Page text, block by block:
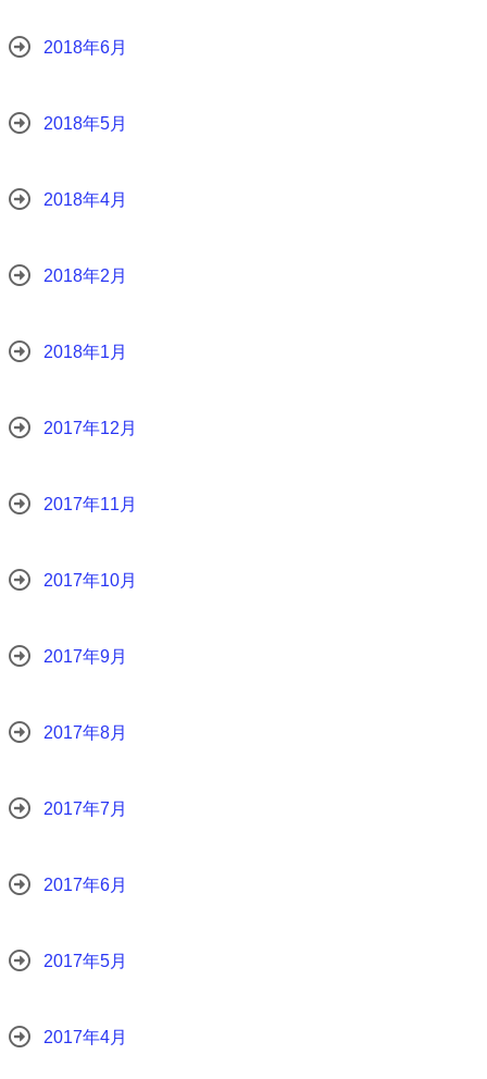
2018年6月
2018年5月
2018年4月
2018年2月
2018年1月
2017年12月
2017年11月
2017年10月
2017年9月
2017年8月
2017年7月
2017年6月
2017年5月
2017年4月